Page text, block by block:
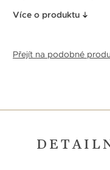
Více o produktu
Přejít na podobné